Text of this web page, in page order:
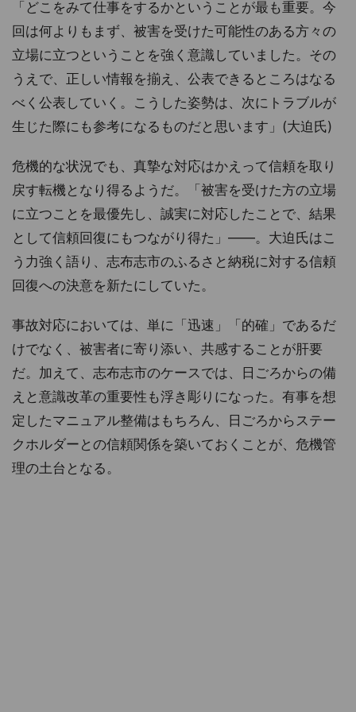
「どこをみて仕事をするかということが最も重要。今
回は何よりもまず、被害を受けた可能性のある方々の
立場に立つということを強く意識していました。その
うえで、正しい情報を揃え、公表できるところはなる
べく公表していく。こうした姿勢は、次にトラブルが
生じた際にも参考になるものだと思います」(大迫氏)
危機的な状況でも、真摯な対応はかえって信頼を取り
戻す転機となり得るようだ。「被害を受けた方の立場
に立つことを最優先し、誠実に対応したことで、結果
として信頼回復にもつながり得た」——。大迫氏はこ
う力強く語り、志布志市のふるさと納税に対する信頼
回復への決意を新たにしていた。
事故対応においては、単に「迅速」「的確」であるだ
けでなく、被害者に寄り添い、共感することが肝要
だ。加えて、志布志市のケースでは、日ごろからの備
えと意識改革の重要性も浮き彫りになった。有事を想
定したマニュアル整備はもちろん、日ごろからステー
クホルダーとの信頼関係を築いておくことが、危機管
理の土台となる。